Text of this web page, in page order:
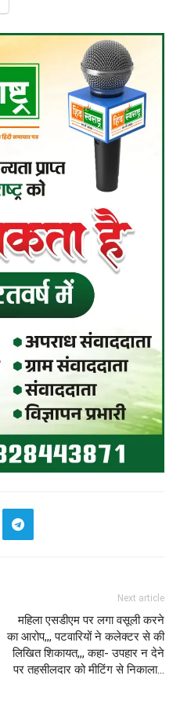
Next article
महिला एसडीएम पर लगा वसूली करने
का आरोप,,, पटवारियों ने कलेक्टर से की
लिखित शिकायत,,, कहा- उपहार न देने
पर तहसीलदार को मीटिंग से निकाला…